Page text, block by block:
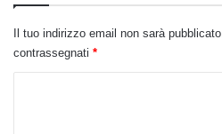
Il tuo indirizzo email non sarà pubblicato.
contrassegnati *